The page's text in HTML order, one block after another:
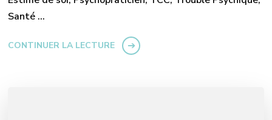
Santé …
CONTINUER LA LECTURE